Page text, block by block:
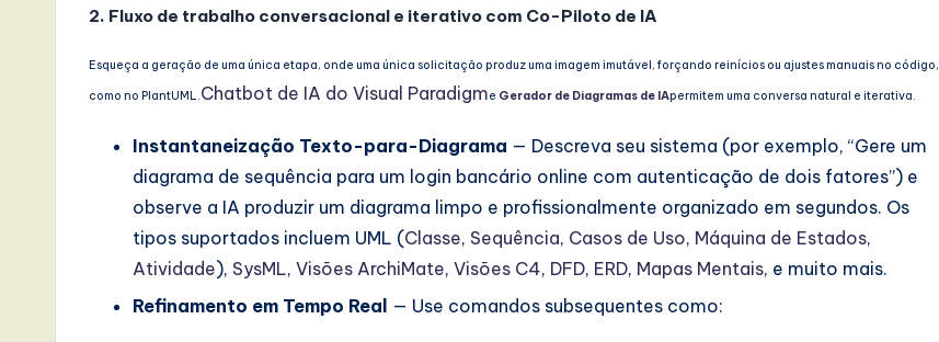
ft
2. Fluxo de trabalho conversacional e iterativo com Co-Piloto de IA
Esqueça a geração de uma única etapa, onde uma única solicitação produz uma imagem imutável, forçando reinícios ou ajustes manuais no código,
como no PlantUML. Chatbot de IA do Visual Paradigme Gerador de Diagramas de IApermitem uma conversa natural e iterativa.
Instantaneização Texto-para-Diagrama — Descreva seu sistema (por exemplo, “Gere um
diagrama de sequência para um login bancário online com autenticação de dois fatores”) e
observe a IA produzir um diagrama limpo e profissionalmente organizado em segundos. Os
tipos suportados incluem UML (Classe, Sequência, Casos de Uso, Máquina de Estados,
Atividade), SysML, Visões ArchiMate, Visões C4, DFD, ERD, Mapas Mentais, e muito mais.
Refinamento em Tempo Real — Use comandos subsequentes como: